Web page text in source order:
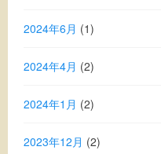
2024年6月 (1)
2024年4月 (2)
2024年1月 (2)
2023年12月 (2)